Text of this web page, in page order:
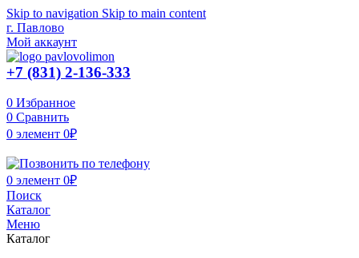
Skip to navigation Skip to main content
г. Павлово
Мой аккаунт
+7 (831) 2-136-333
0 Избранное
0 Сравнить
0 элемент 0₽
0 элемент 0₽
Поиск
Каталог
Меню
Каталог